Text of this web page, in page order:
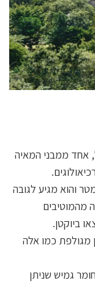
אחד ממבני המאיה
של המגדל עולה 151 מטר, רוחבו 60 מטר והוא מגיע לגובה
מהמוטיבים
ביוקטן.
מגולפת כמו אלה
גמיש שניתן